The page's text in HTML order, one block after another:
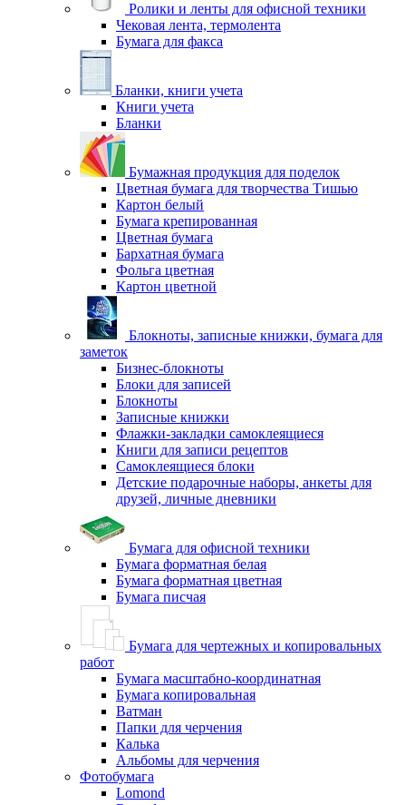
Ролики и ленты для офисной техники
Чековая лента, термолента
Бумага для факса
Бланки, книги учета
Книги учета
Бланки
Бумажная продукция для поделок
Цветная бумага для творчества Тишью
Картон белый
Бумага крепированная
Цветная бумага
Бархатная бумага
Фольга цветная
Картон цветной
Блокноты, записные книжки, бумага для
заметок
Бизнес-блокноты
Блоки для записей
Блокноты
Записные книжки
Флажки-закладки самоклеящиеся
Книги для записи рецептов
Самоклеящиеся блоки
Детские подарочные наборы, анкеты для
друзей, личные дневники
Бумага для офисной техники
Бумага форматная белая
Бумага форматная цветная
Бумага писчая
Бумага для чертежных и копировальных
работ
Бумага масштабно-координатная
Бумага копировальная
Ватман
Папки для черчения
Калька
Альбомы для черчения
Фотобумага
Lomond